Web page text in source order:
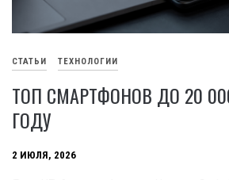
СТАТЬИ ТЕХНОЛОГИИ
ТОП СМАРТФОНОВ ДО 20
ГОДУ
2 ИЮЛЯ, 2026